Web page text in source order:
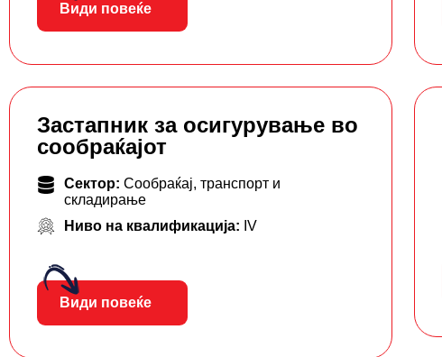
Види повеќе
Застапник за осигурување во
сообраќајот
Сектор: Сообраќај, транспорт и
складирање
Ниво на квалификација: IV
Види повеќе